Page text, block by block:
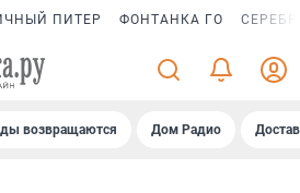
ПИТЕР ФОНТАНКА ГО
возвращаются Дом Радио